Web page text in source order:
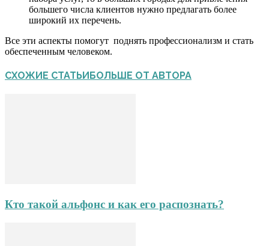
большего числа клиентов нужно предлагать более
широкий их перечень.
Все эти аспекты помогут поднять профессионализм и стать
обеспеченным человеком.
СХОЖИЕ СТАТЬИБОЛЬШЕ ОТ АВТОРА
Кто такой альфонс и как его распознать?